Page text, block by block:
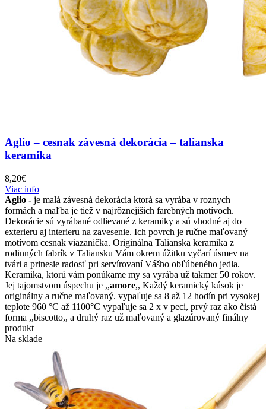
Aglio – cesnak závesná dekorácia – talianska
keramika
8,20€
Viac info
Aglio - je malá závesná dekorácia ktorá sa vyrába v roznych
formách a maľba je tiež v najrôznejišich farebných motívoch.
Dekorácie sú vyrábané odlievané z keramiky a sú vhodné aj do
exterieru aj interieru na zavesenie. Ich povrch je ručne maľovaný
motívom cesnak viazanička. Originálna Talianska keramika z
rodinných fabrík v Taliansku Vám okrem úžitku vyčarí úsmev na
tvári a prinesie radosť pri servírovaní Vášho obľúbeného jedla.
Keramika, ktorú vám ponúkame my sa vyrába už takmer 50 rokov.
Jej tajomstvom úspechu je ,,amore,, Každý keramický kúsok je
originálny a ručne maľovaný. vypaľuje sa 8 až 12 hodín pri vysokej
teplote 960 °C až 1100°C vypaľuje sa 2 x v peci, prvý raz ako čistá
forma ,,biscotto,, a druhý raz už maľovaný a glazúrovaný finálny
produkt
Na sklade